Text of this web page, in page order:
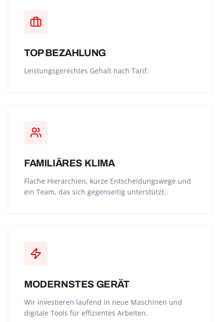
TOP BEZAHLUNG
Leistungsgerechtes Gehalt nach Tarif.
FAMILIÄRES KLIMA
Flache Hierarchien, kurze Entscheidungswege und
ein Team, das sich gegenseitig unterstützt.
MODERNSTES GERÄT
Wir investieren laufend in neue Maschinen und
digitale Tools für effizientes Arbeiten.